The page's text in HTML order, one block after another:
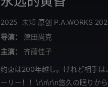
2025 未知 原创 P.A.WORKS
导演：
津田尚克
主演：
齐藤佳子
约束は200年越し。けれど相手
ーリー！！\r\n\r\n悠久の眠りか